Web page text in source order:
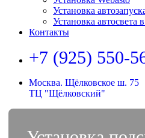
Установка
Установка автосвета
Контакты
+7 (925) 550-
Москва. Щёлковское ш. 75
ТЦ "Щёлковский"